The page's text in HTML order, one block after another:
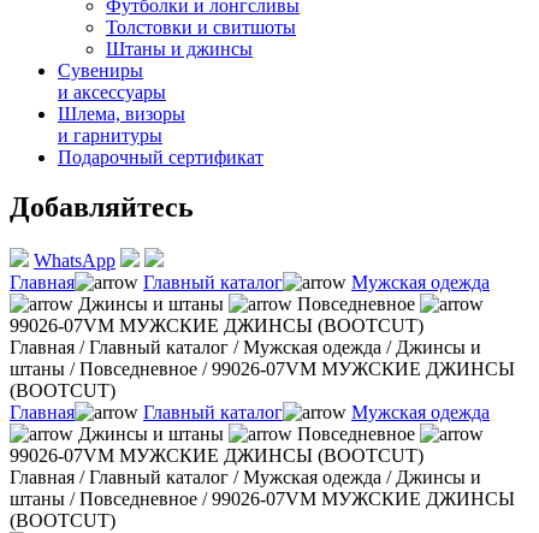
Футболки и лонгсливы
Толстовки и свитшоты
Штаны и джинсы
Сувениры
и аксессуары
Шлема, визоры
и гарнитуры
Подарочный сертификат
Добавляйтесь
WhatsApp
Главная
Главный каталог
Мужская одежда
Джинсы и штаны
Повседневное
99026-07VM МУЖСКИЕ ДЖИНСЫ (BOOTCUT)
Главная /Главный каталог /Мужская одежда / Джинсы и
штаны /Повседневное /99026-07VM МУЖСКИЕ ДЖИНСЫ
(BOOTCUT)
Главная
Главный каталог
Мужская одежда
Джинсы и штаны
Повседневное
99026-07VM МУЖСКИЕ ДЖИНСЫ (BOOTCUT)
Главная /Главный каталог /Мужская одежда / Джинсы и
штаны /Повседневное /99026-07VM МУЖСКИЕ ДЖИНСЫ
(BOOTCUT)